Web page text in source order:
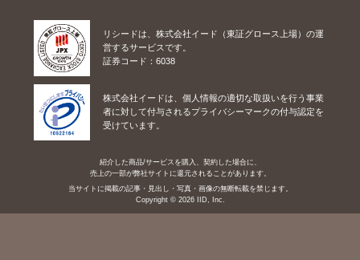
リシードは、株式会社イード（東証グロース上場）の運
営するサービスです。
証券コード：6038
株式会社イードは、個人情報の適切な取扱いを行う事業
者に対して付与されるプライバシーマークの付与認定を
受けています。
紹介した商品/サービスを購入、契約した場合に、
売上の一部が弊社サイトに還元されることがあります。
当サイトに掲載の記事・見出し・写真・画像の無断転載を禁じます。
Copyright © 2026 IID, Inc.